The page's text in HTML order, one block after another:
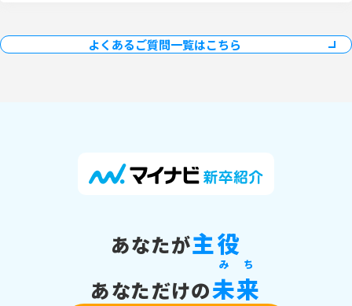
していない求人）やマイナビ新卒紹介独占求人のご紹介も可
電話・オンラインの場合は場所を問わずにお気軽に受けてい
関連ページ：アクセスマップ
よくあるご質問一覧はこちら
あなたが主役
あなただけの未
み
来
ち